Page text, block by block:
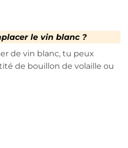
le vin blanc ?
de vin blanc, tu peux
de bouillon de volaille ou